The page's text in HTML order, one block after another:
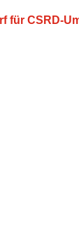
für CSRD-